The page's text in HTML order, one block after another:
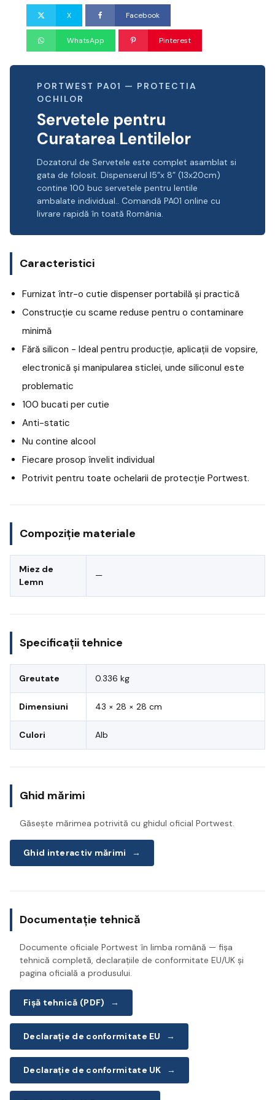
X Facebook
WhatsApp Pinterest
PORTWEST PA01 — PROTECTIA
OCHILOR
Servetele pentru
Curatarea Lentilelor
Dozatorul de Servetele este complet asamblat si
gata de folosit. Dispenserul l5”x 8” (13x20cm)
contine 100 buc servetele pentru lentile
ambalate individual.. Comandă PA01 online cu
livrare rapidă în toată România.
Caracteristici
Furnizat într-o cutie dispenser portabilă și practică
Construcție cu scame reduse pentru o contaminare
minimă
Fără silicon - Ideal pentru producție, aplicații de vopsire,
electronică și manipularea sticlei, unde siliconul este
problematic
100 bucati per cutie
Anti-static
Nu contine alcool
Fiecare prosop învelit individual
Potrivit pentru toate ochelarii de protecție Portwest.
Compoziție materiale
Miez de
Lemn
—
Specificații tehnice
Greutate 0.336 kg
Dimensiuni 43 × 28 × 28 cm
Culori Alb
Ghid mărimi
Găsește mărimea potrivită cu ghidul oficial Portwest.
Ghid interactiv mărimi →
Documentație tehnică
Documente oficiale Portwest în limba română — fișa
tehnică completă, declarațiile de conformitate EU/UK și
pagina oficială a produsului.
Fișă tehnică (PDF) →
Declarație de conformitate EU →
Declarație de conformitate UK →